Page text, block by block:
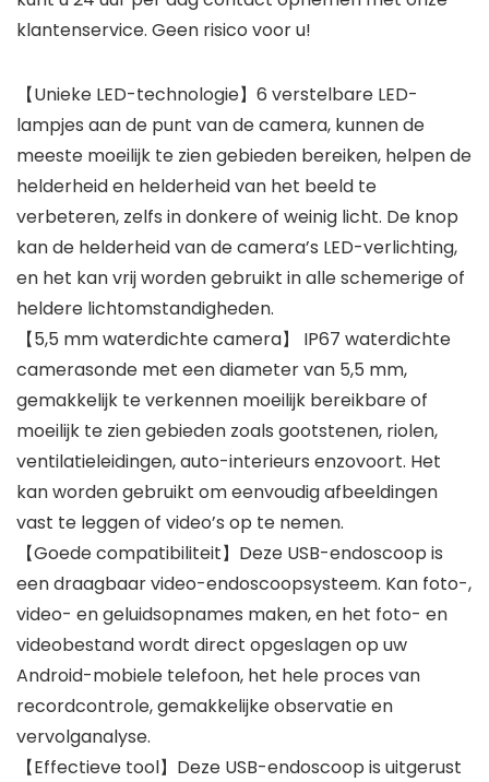
klantenservice. Geen risico voor u!
【Unieke LED-technologie】6 verstelbare LED-
lampjes aan de punt van de camera, kunnen de
meeste moeilijk te zien gebieden bereiken, helpen de
helderheid en helderheid van het beeld te
verbeteren, zelfs in donkere of weinig licht. De knop
kan de helderheid van de camera’s LED-verlichting,
en het kan vrij worden gebruikt in alle schemerige of
heldere lichtomstandigheden.
【5,5 mm waterdichte camera】 IP67 waterdichte
camerasonde met een diameter van 5,5 mm,
gemakkelijk te verkennen moeilijk bereikbare of
moeilijk te zien gebieden zoals gootstenen, riolen,
ventilatieleidingen, auto-interieurs enzovoort. Het
kan worden gebruikt om eenvoudig afbeeldingen
vast te leggen of video’s op te nemen.
【Goede compatibiliteit】Deze USB-endoscoop is
een draagbaar video-endoscoopsysteem. Kan foto-,
video- en geluidsopnames maken, en het foto- en
videobestand wordt direct opgeslagen op uw
Android-mobiele telefoon, het hele proces van
recordcontrole, gemakkelijke observatie en
vervolganalyse.
【Effectieve tool】Deze USB-endoscoop is uitgerust